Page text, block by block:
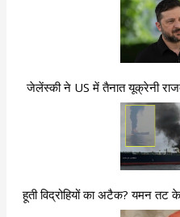
जेलेंस्की ने US में तैनात यूक्रेनी
हूती विद्रोहियों का अटैक? यमन तट